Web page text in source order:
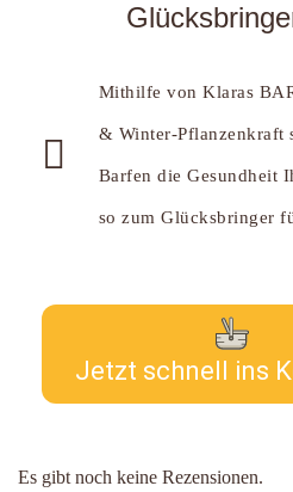
Mithilfe von Klaras
& Winter-Pflanzenkraft
Barfen die Gesundheit
so zum Glücksbringer
Jetzt schnell ins
Es gibt noch keine Rezensionen.